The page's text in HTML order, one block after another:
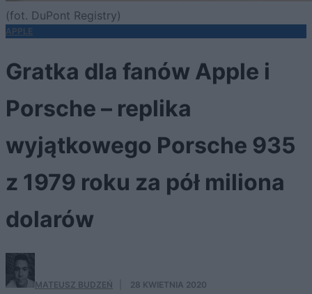
(fot. DuPont Registry)
APPLE
Gratka dla fanów Apple i
Porsche – replika
wyjątkowego Porsche 935
z 1979 roku za pół miliona
dolarów
MATEUSZ BUDZEŃ 28 KWIETNIA 2020